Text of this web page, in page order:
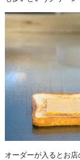
オーダーが入るとお